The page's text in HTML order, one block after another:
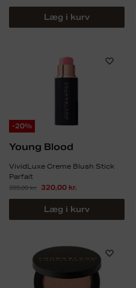
Læg i kurv
-20%
Young Blood
VividLuxe Creme Blush Stick
Parfait
399,00kr. 320,00 kr.
Læg i kurv